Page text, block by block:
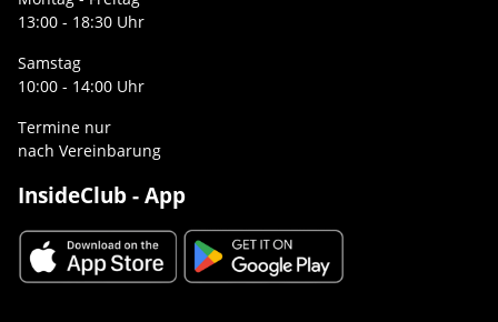
13:00 - 18:30 Uhr
Samstag
10:00 - 14:00 Uhr
Termine nur
nach Vereinbarung
InsideClub - App